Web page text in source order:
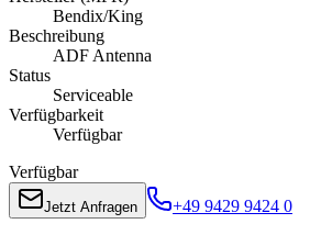
Bendix/King
Beschreibung
ADF Antenna
Status
Serviceable
Verfügbarkeit
Verfügbar
Verfügbar
Jetzt Anfragen +49 9429 9424 0